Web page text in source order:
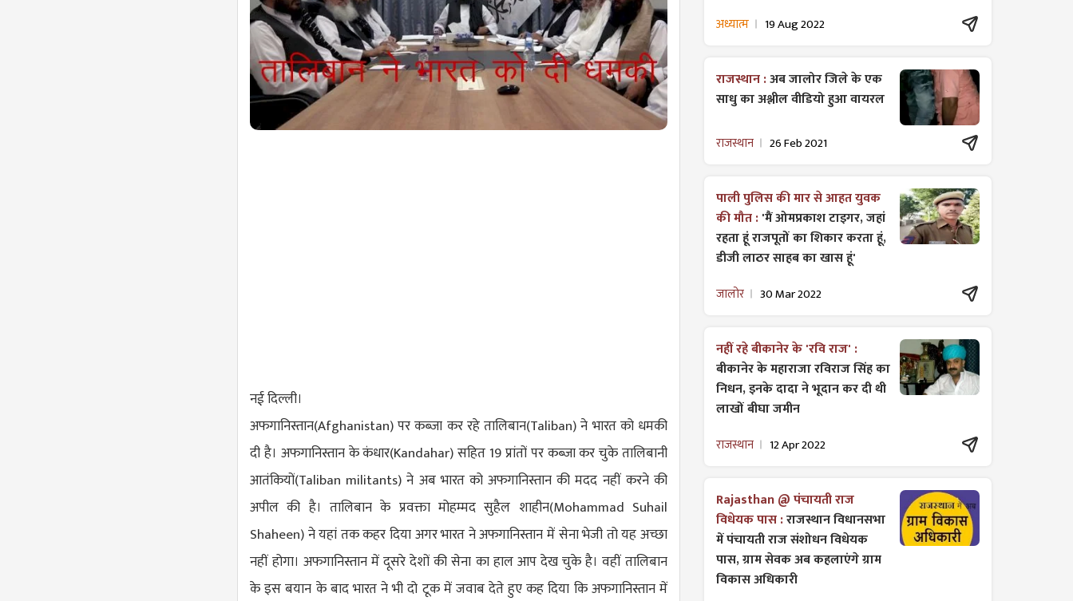
नई दिल्ली।
अफगानिस्तान(Afghanistan) पर कब्जा कर रहे तालिबान(Taliban) ने भारत को धमकी
दी है। अफगानिस्तान के कंधार(Kandahar) सहित 19 प्रांतों पर कब्जा कर चुके तालिबानी
आतंकियों(Taliban militants) ने अब भारत को अफगानिस्तान की मदद नहीं करने की
अपील की है। तालिबान के प्रवक्ता मोहम्मद सुहैल शाहीन(Mohammad Suhail
Shaheen) ने यहां तक कहर दिया अगर भारत ने अफगानिस्तान में सेना भेजी तो यह अच्छा
नहीं होगा। अफगानिस्तान में दूसरे देशों की सेना का हाल आप देख चुके है। वहीं तालिबान
के इस बयान के बाद भारत ने भी दो टूक में जवाब देते हुए कह दिया कि अफगानिस्तान में
अध्यात्म 19 Aug 2022
राजस्थान :अब जालोर जिले के एक
साधु का अश्लील वीडियो हुआ वायरल
राजस्थान 26 Feb 2021
पाली पुलिस की मार से आहत युवक
की मौत :'मैं ओमप्रकाश टाइगर, जहां
रहता हूं राजपूतों का शिकार करता हूं,
डीजी लाठर साहब का खास हूं'
जालोर 30 Mar 2022
नहीं रहे बीकानेर के 'रवि राज' :
बीकानेर के महाराजा रविराज सिंह का
निधन, इनके दादा ने भूदान कर दी थी
लाखों बीघा जमीन
राजस्थान 12 Apr 2022
Rajasthan @ पंचायती राज
विधेयक पास :राजस्थान विधानसभा
में पंचायती राज ​संशोधन विधेयक
पास, ग्राम सेवक अब कहलाएंगे ग्राम
विकास अधिकारी